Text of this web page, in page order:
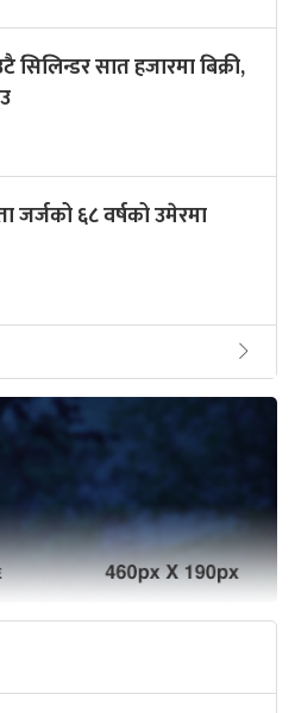
सात हजारमा बिक्री,
जर्जको ६८ वर्षको उमेरमा